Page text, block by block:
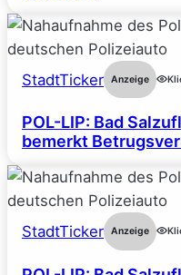
StadtTicker Anzeige
POL-LIP: Bad
bemerkt
StadtTicker Anzeige